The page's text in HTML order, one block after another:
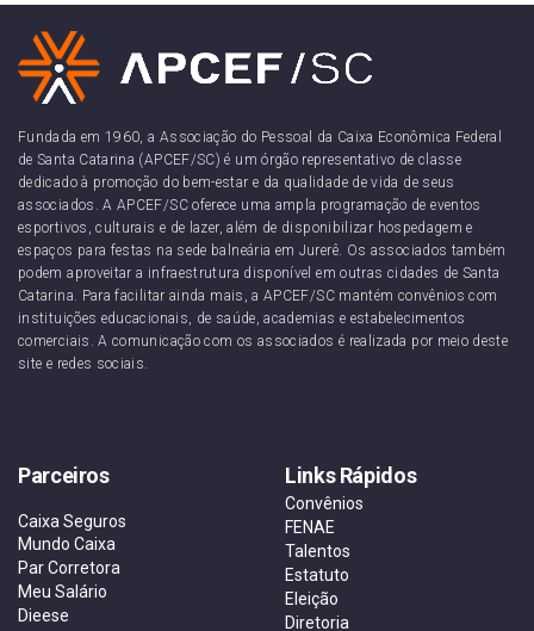
Fundada em 1960, a Associação do Pessoal da Caixa Econômica Federal
de Santa Catarina (APCEF/SC) é um órgão representativo de classe
dedicado à promoção do bem-estar e da qualidade de vida de seus
associados. A APCEF/SC oferece uma ampla programação de eventos
esportivos, culturais e de lazer, além de disponibilizar hospedagem e
espaços para festas na sede balneária em Jurerê. Os associados também
podem aproveitar a infraestrutura disponível em outras cidades de Santa
Catarina. Para facilitar ainda mais, a APCEF/SC mantém convênios com
instituições educacionais, de saúde, academias e estabelecimentos
comerciais. A comunicação com os associados é realizada por meio deste
site e redes sociais.
Parceiros
Caixa Seguros
Mundo Caixa
Par Corretora
Meu Salário
Dieese
Links Rápidos
Convênios
FENAE
Talentos
Estatuto
Eleição
Diretoria